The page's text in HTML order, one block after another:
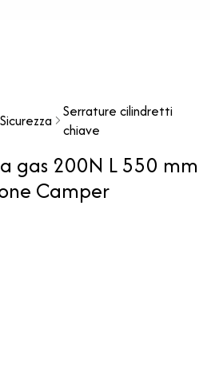
Sicurezza
Serrature cilindretti
chiave
gas 200N L 550 mm
Camper